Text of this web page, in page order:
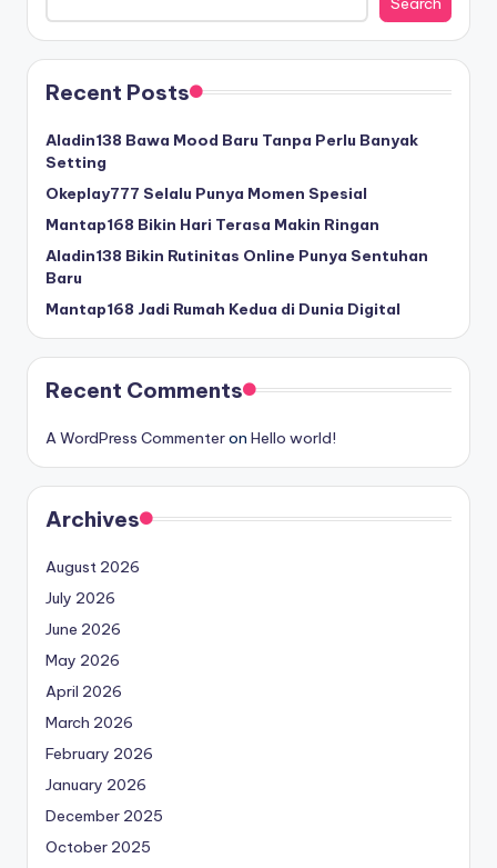
Recent Posts
Aladin138 Bawa Mood Baru Tanpa Perlu Banyak
Setting
Okeplay777 Selalu Punya Momen Spesial
Mantap168 Bikin Hari Terasa Makin Ringan
Aladin138 Bikin Rutinitas Online Punya Sentuhan
Baru
Mantap168 Jadi Rumah Kedua di Dunia Digital
Recent Comments
A WordPress Commenteron Hello world!
Archives
August 2026
July 2026
June 2026
May 2026
April 2026
March 2026
February 2026
January 2026
December 2025
October 2025